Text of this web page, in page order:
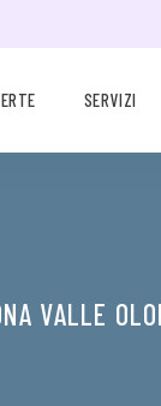
SERVIZI
VALLE